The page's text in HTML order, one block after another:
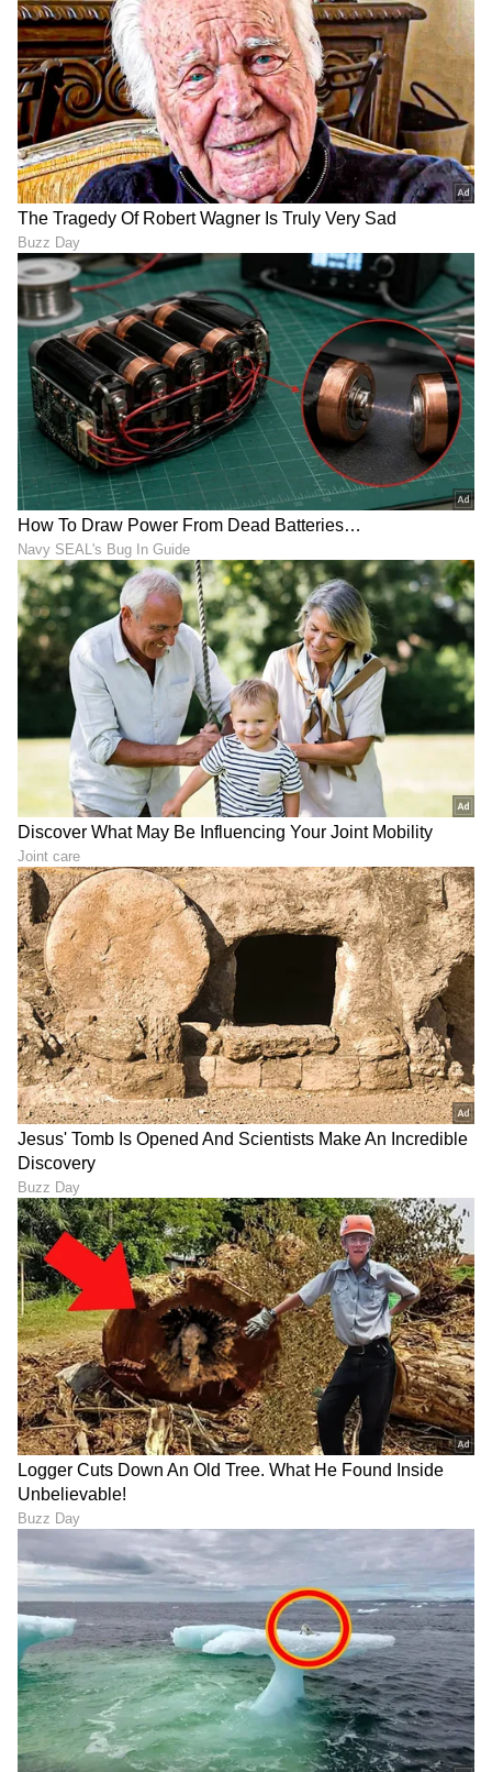
PB Padmashree Bhat
ಪದ್ಮಶ್ರೀ ಭಟ್. ವಿಜಯವಾಣಿ, ಒನ್ ಇಂಡಿಯಾ, ವಿಜಯ ಕರ್ನಾಟಕ
ಸಂಸ್ಥೆಗಳಲ್ಲಿ ಕೆಲಸ ಮಾಡಿದ್ದು, ಒಟ್ಟು ಎಂಟು ವರ್ಷಗಳಿಗೂ ಅಧಿಕ
ವೃತ್ತಿಜೀವನದ ಅನುಭವವಿದೆ.‌ ಸಿನಿಮಾ, ಟಿವಿ ಕ್ಷೇತ್ರದಲ್ಲಿ ಆಸಕ್ತಿ ಇದ್ದು,
ಈಗಾಗಲೇ ಸಾಕಷ್ಟು ಸುಪ್ರಸಿದ್ಧ ತಾರೆಯರ, ಸಾಧಕರ ಸಂದರ್ಶನ
ಮಾಡಿರುವೆ. ಅಷ್ಟೇ ಅಲ್ಲದೆ ಬ್ಯೂಟಿ, ಆರೋಗ್ಯ, ಧಾರ್ಮಿಕ
ವಿಷಯಗಳನ್ನು ಬರೆಯೋದು ನಂಗಿಷ್ಟ. ಪುಸ್ತಕ ಓದುವುದು,
ಇನ್ನುಳಿದಂತೆ ಇತರರ ಸಂದರ್ಶನ ಕೇಳೋದು, ಪ್ರವಾಸ ನನ್ನ
ಹವ್ಯಾಸಗಳಲ್ಲೊಂದು. ಉತ್ತರ ಕನ್ನಡದ ಸಿರಸಿಯವಳು.
ಮನರಂಜನಾ ಸುದ್ದಿ ಕರ್ಣ ಧಾರಾವಾಹಿ ಜೀ ಕನ್ನಡ ಕನ್ನಡ ಧಾರಾವಾಹಿ
ಕನ್ನಡ ಸಿನಿಮಾ (
ಕಾರ್ಯಕ್ರಮಗಳು (Kannada TV Shows), ಸೆಲೆಬ್ರಿಟಿ
ಸುದ್ದಿಗಳು ಮತ್ತು ಇತ್ತೀಚಿನ ಸುದ್ದಿಗಳಿಗಾಗಿ ಏಷ್ಯಾನೆಟ್
ಸುವರ್ಣ ನ್ಯೂಸ್‌ನಲ್ಲಿ ಮನರಂಜನಾ ವಿಭಾಗ ನೋಡಿ.
ಸಿನಿಮಾ ವಿಮರ್ಶೆಗಳು (Kannada Movies Review),
ತಾರೆಯರ ಸಂದರ್ಶನಗಳು, ಧಾರಾವಾಹಿ ಅಪ್‌ಡೇಟ್ಸ್‌,
ತೆರೆಮರೆಯ ಕಥೆಗಳು,OTT ರಿಲೀಸ್‌ಗಳ ಬಗ್ಗೆ
ಮಾಹಿತಿಯೂ ಇಲ್ಲಿದೆ.
DOWNLOAD APP
RECOMMENDED STORIES
YouTuber Driving license
Suspend: ಕುಡಿದು ಕಾರು ಓಡಿಸಿದ
'ಯೂಟ್ಯೂಬರ್ ಧನ್ಯ' ಲೈಸೆನ್ಸ್ 3
ತಿಂಗಳು ಸಸ್ಪೆಂಡ್!
ಡಿವೋರ್ಸ್ ತಡೆಯಲು ಕರ್ಣನ 25
ಕೋಟಿಯ ಆಟ- ಬಲೆಗೆ ಬಿದ್ದ
ಸಂಜಯ್​
Brahmagantu ಸೀರಿಯಲ್​
ಮುಗಿವ ಹೊತ್ತಲ್ಲೇ ವೀಕ್ಷಕರಿಗೆ
ಗುಡ್​ನ್ಯೂಸ್​ ಕೊಟ್ಟ ದೀಪಾ, ಚಿರು
ಓಡಿ ಹೋಗಿ ಮದುವೆಯಾದ ಕನ್ನಡ
ಯೂಟ್ಯೂಬರ್ ಜೋಡಿ; ಸ್ವಾತಿ
"ರಾಜಕೀಯ ಬೇಡ, ಸಿನಿಮಾನೇ ಪ್ರಾಣ":
ಕನಕೋತ್ಸವದಲ್ಲಿ ರಿಷಬ್ ಶೆಟ್ಟಿ | Rishab
Shetty speech | Suvarna News
ಶೇ.50 ರಿಂದ ಶೇ.18 ಕ್ಕೆ TAX ಇಳಿಕೆ: ಮೋದಿ-
ಟ್ರಂಪ್ ಐತಿಹಾಸಿಕ ಒಪ್ಪಂದ | India US